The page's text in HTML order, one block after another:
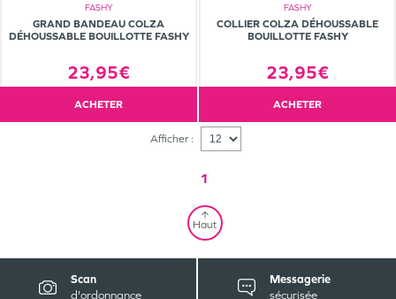
FASHY
GRAND BANDEAU COLZA
DÉHOUSSABLE BOUILLOTTE FASHY
23,95€
ACHETER
FASHY
COLLIER COLZA DÉHOUSSABLE
BOUILLOTTE FASHY
23,95€
ACHETER
Afficher :
1
Haut
Scan
d'ordonnance
Messagerie
sécurisée